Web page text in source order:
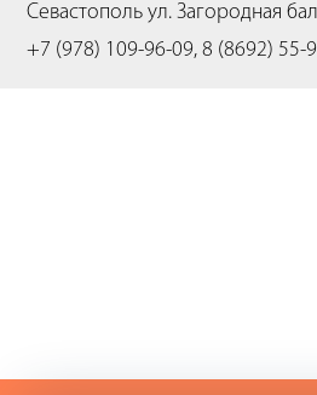
Севастополь ул. Загородная
+7 (978) 109-96-09, 8 (8692) 55-